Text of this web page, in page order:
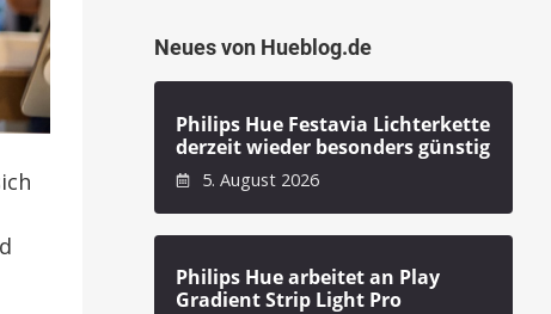
Neues von Hueblog.de
Philips Hue Festavia Lichterkette
derzeit wieder besonders günstig
5. August 2026
Philips Hue arbeitet an Play
Gradient Strip Light Pro